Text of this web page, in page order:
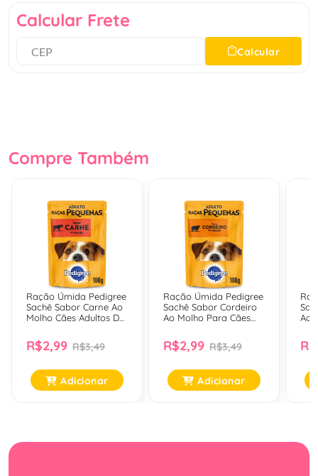
Calcular Frete
Calcular
Compre Também
Ração Úmida Pedigree
Sachê Sabor Carne Ao
Molho Cães Adultos De
Gr
R$2,99 R$3,49
Adicionar
Ração Úmida Pedigree
Sachê Sabor Cordeiro
Ao Molho Para Cães
Pequenas - 100 Gr
R$2,99 R$3,49
Adicionar
Ao